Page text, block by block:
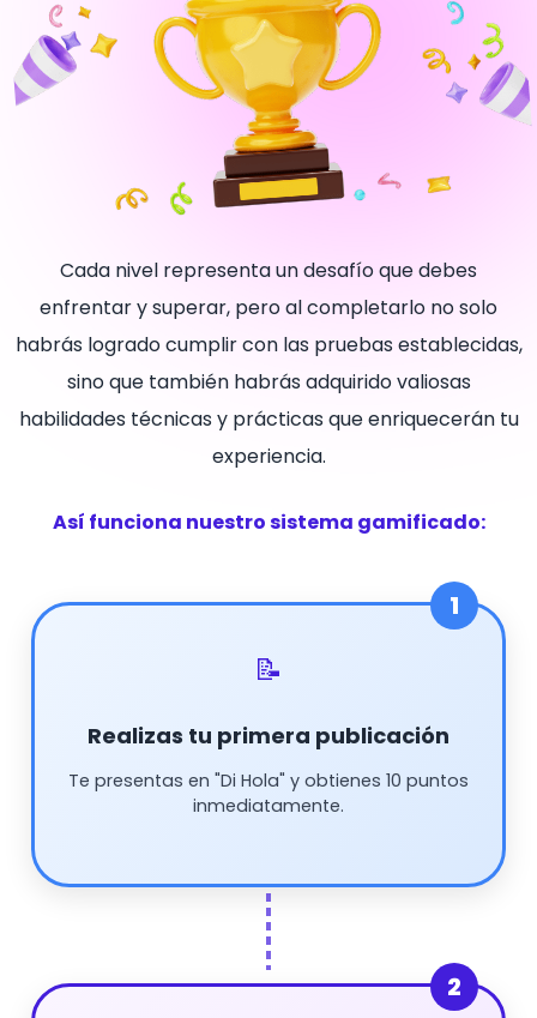
Cada nivel representa un desafío que debes
enfrentar y superar, pero al completarlo no solo
habrás logrado cumplir con las pruebas establecidas,
sino que también habrás adquirido valiosas
habilidades técnicas y prácticas que enriquecerán tu
experiencia.
Así funciona nuestro sistema gamificado:
1
📝
Realizas tu primera publicación
Te presentas en "Di Hola" y obtienes 10 puntos
inmediatamente.
2